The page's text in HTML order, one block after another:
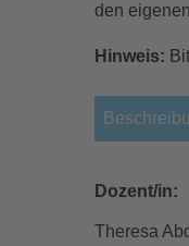
den
Hinweis:
Dozent/in:
Theresa